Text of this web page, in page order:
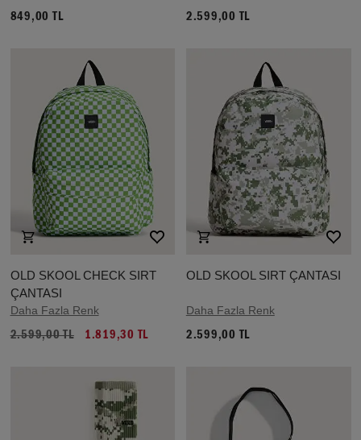
849,00 TL 2.599,00 TL
OLD SKOOL CHECK SIRT
ÇANTASI
Daha Fazla Renk
2.599,00 TL 1.819,30 TL
OLD SKOOL SIRT ÇANTASI
Daha Fazla Renk
2.599,00 TL